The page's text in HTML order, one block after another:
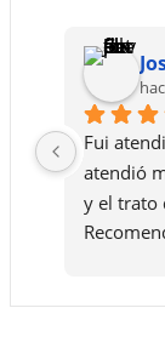
Fui
atendió
y el trato